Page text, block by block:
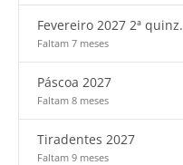
Fevereiro 2027 2ª quinz.
Faltam 7 meses
Páscoa 2027
Faltam 8 meses
Tiradentes 2027
Faltam 9 meses